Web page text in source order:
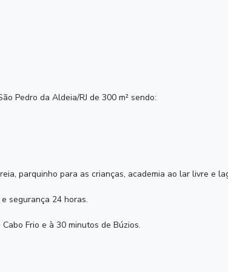
Pedro da Aldeia/RJ de 300 m² sendo:
parquinho para as crianças, academia ao lar livre e
segurança 24 horas.
Frio e à 30 minutos de Búzios.